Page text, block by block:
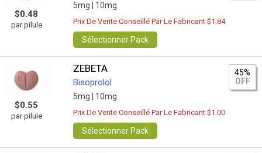
$0.48
par pilule
5mg | 10mg
Prix De Vente Conseillé Par Le Fabricant $1.84
Sélectionner Pack
$0.55
par pilule
ZEBETA
Bisoprolol
5mg | 10mg
45%
OFF
Prix De Vente Conseillé Par Le Fabricant $1.00
Sélectionner Pack